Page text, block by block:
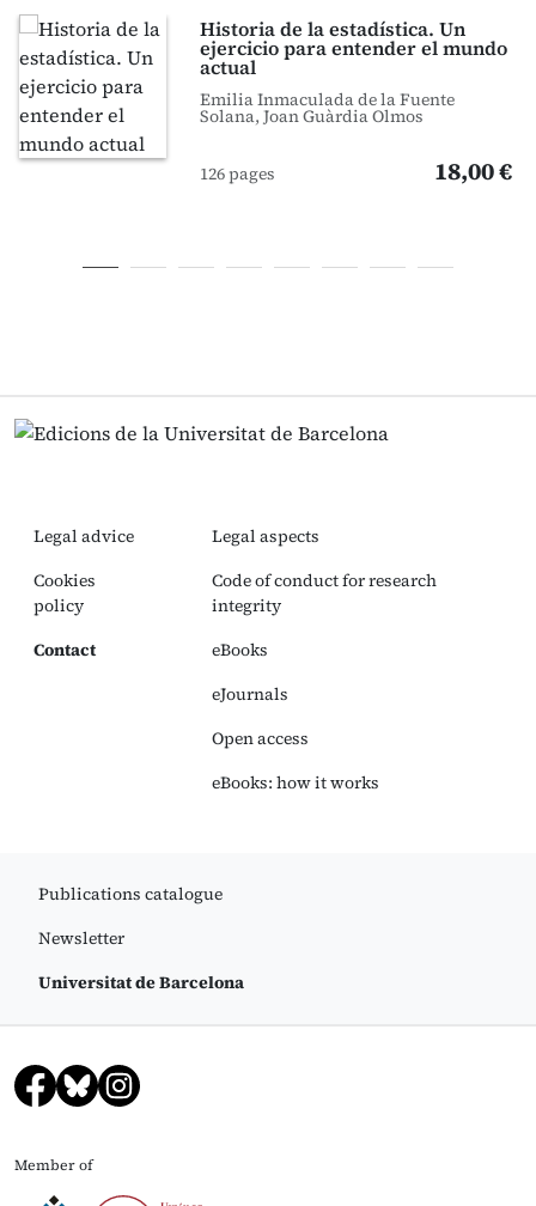
Historia de la estadística. Un
ejercicio para entender el mundo
actual
Emilia Inmaculada de la Fuente
Solana, Joan Guàrdia Olmos
126 pages 18,00 €
Legal advice
Cookies
policy
Contact
Legal aspects
Code of conduct for research
integrity
eBooks
eJournals
Open access
eBooks: how it works
Publications catalogue
Newsletter
Universitat de Barcelona
Member of